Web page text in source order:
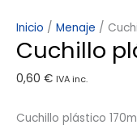
Inicio / Menaje /
Cuchillo
0,60 € IVA inc.
Cuchillo plástico